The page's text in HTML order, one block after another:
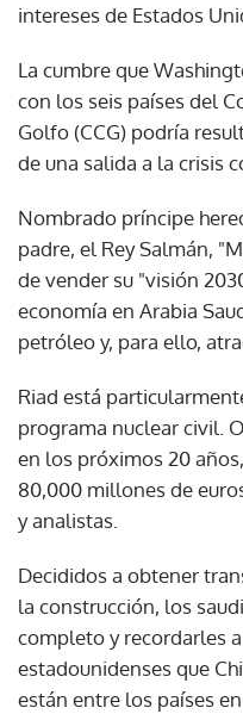
intereses de Estados
La cumbre que
con los seis países del
Golfo (CCG) podría
de una salida a la crisis
Nombrado príncipe
padre, el Rey Salmán,
de vender su "visión
economía en Arabia
petróleo y, para ello,
Riad está
programa nuclear civil.
en los próximos 20
80,000 millones de
y analistas.
Decididos a obtener
la construcción, los
completo y recordarles
estadounidenses que
están entre los países